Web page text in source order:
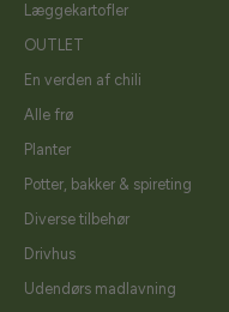
Læggekartofler
OUTLET
En verden af chili
Alle frø
Planter
Potter, bakker & spireting
Diverse tilbehør
Drivhus
Udendørs madlavning